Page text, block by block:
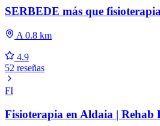
SERBEDE más que fisioterapia
A 0.8 km
4.9
52 reseñas
FI
Fisioterapia en Aldaia | Rehab